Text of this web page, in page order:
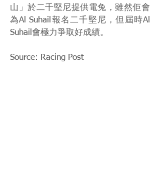
山」於二千堅尼提供電兔，雖然佢會
為Al Suhail報名二千堅尼，但屆時Al
Suhail會極力爭取好成績。
Source: Racing Post